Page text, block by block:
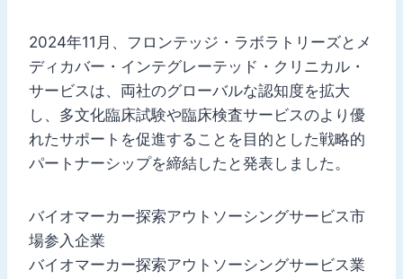
2024年11月、フロンテッジ・ラボラトリーズとメ
ディカバー・インテグレーテッド・クリニカル・
サービスは、両社のグローバルな認知度を拡大
し、多文化臨床試験や臨床検査サービスのより優
れたサポートを促進することを目的とした戦略的
パートナーシップを締結したと発表しました。
バイオマーカー探索アウトソーシングサービス市
場参入企業
バイオマーカー探索アウトソーシングサービス業